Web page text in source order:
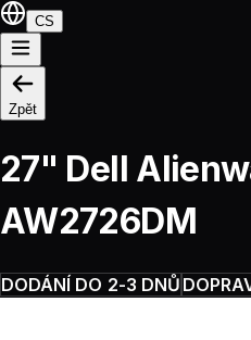
CS
Zpět
27" Dell
AW2726DM
DODÁNÍ DO 2-3 DNŮ